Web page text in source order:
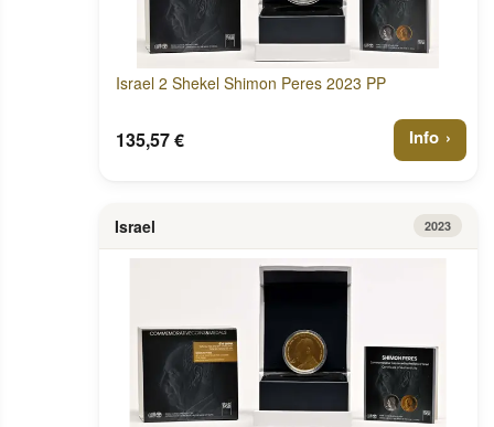
Israel 2 Shekel Shimon Peres 2023 PP
135,57 € Info
Israel 2023